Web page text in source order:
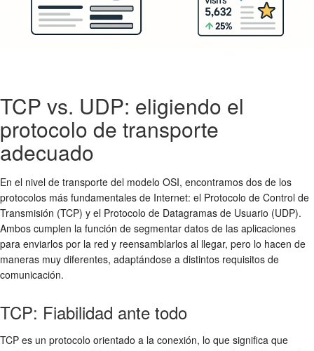
TCP vs. UDP: eligiendo el
protocolo de transporte
adecuado
En el nivel de transporte del modelo OSI, encontramos dos de los
protocolos más fundamentales de Internet: el Protocolo de Control de
Transmisión (TCP) y el Protocolo de Datagramas de Usuario (UDP).
Ambos cumplen la función de segmentar datos de las aplicaciones
para enviarlos por la red y reensamblarlos al llegar, pero lo hacen de
maneras muy diferentes, adaptándose a distintos requisitos de
comunicación.
TCP: Fiabilidad ante todo
TCP es un protocolo orientado a la conexión, lo que significa que